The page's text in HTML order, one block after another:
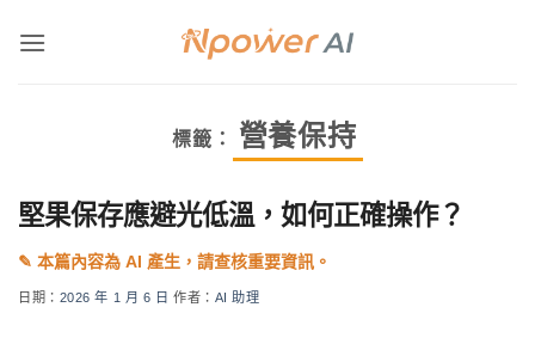
標籤： 營養保持
堅果保存應避光低溫，如何正確操作？
日期： 2026 年 1 月 6 日 作者： AI 助理